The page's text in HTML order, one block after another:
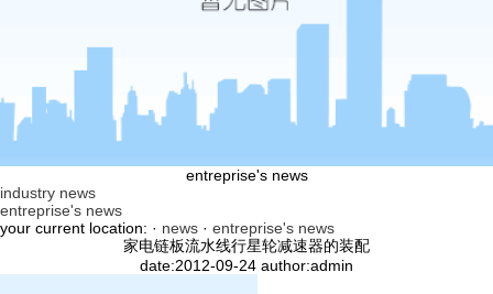
entreprise's news
industry news
entreprise's news
your current location: · news · entreprise's news
家电链板流水线行星轮减速器的装配
date:2012-09-24 author:admin